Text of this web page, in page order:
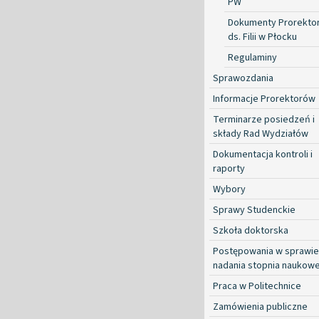
Dokumenty
ds. Filii w Płocku
Regulaminy
Sprawozdania
Informacje Prorektorów
Terminarze posiedzeń i
składy Rad Wydziałów
Dokumentacja kontroli i
raporty
Wybory
Sprawy Studenckie
Szkoła doktorska
Postępowania w sprawie
nadania stopnia
Praca w Politechnice
Zamówienia publiczne